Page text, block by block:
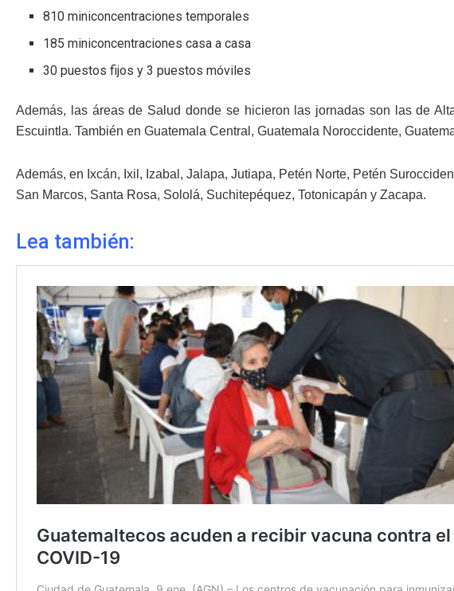
810 miniconcentraciones temporales
185 miniconcentraciones casa a casa
30 puestos fijos y 3 puestos móviles
Además, las áreas de Salud donde se hicieron las jornadas son las de
Escuintla. También en Guatemala Central, Guatemala Noroccidente,
Además, en Ixcán, Ixil, Izabal, Jalapa, Jutiapa, Petén Norte, Petén
San Marcos, Santa Rosa, Sololá, Suchitepéquez, Totonicapán y Zacapa.
Lea también: